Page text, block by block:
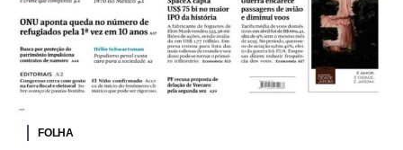
FOLHA